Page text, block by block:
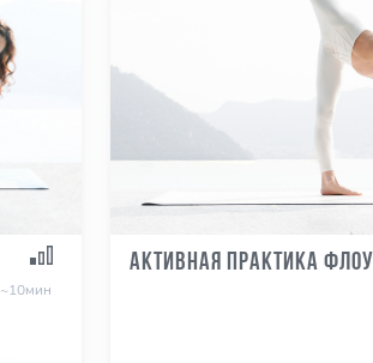
~10мин
Активная практика Флоу